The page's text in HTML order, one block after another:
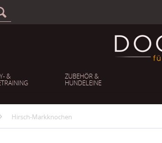
& ZUBEHÖR &
HUNDELEINE
Hirsch-Markknochen